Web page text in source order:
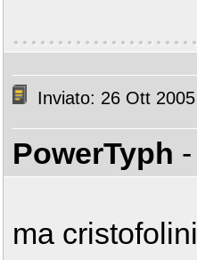
Inviato: 26 Ott
PowerTyph
ma